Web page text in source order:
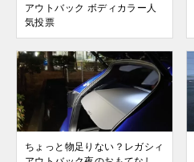
アウトバック ボディカラー人
気投票
ちょっと物足りない？レガシィ